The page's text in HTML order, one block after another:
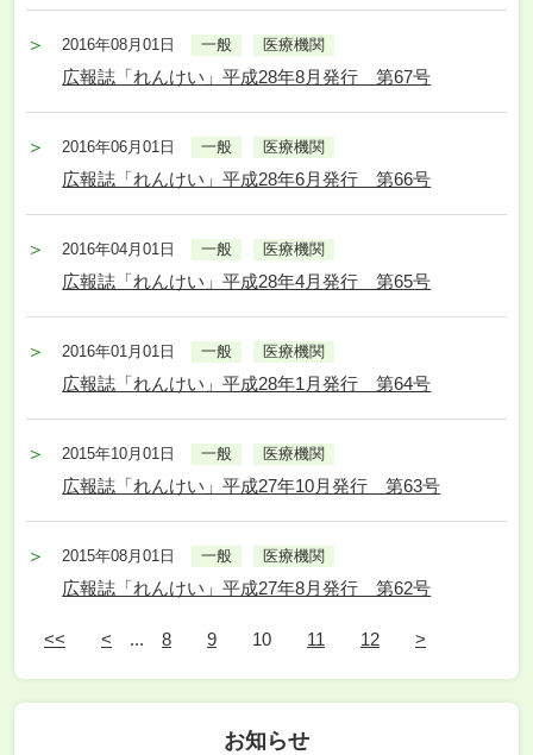
2016年08月01日 一般 医療機関
広報誌「れんけい」平成28年8月発行 第67号
2016年06月01日 一般 医療機関
広報誌「れんけい」平成28年6月発行 第66号
2016年04月01日 一般 医療機関
広報誌「れんけい」平成28年4月発行 第65号
2016年01月01日 一般 医療機関
広報誌「れんけい」平成28年1月発行 第64号
2015年10月01日 一般 医療機関
広報誌「れんけい」平成27年10月発行 第63号
2015年08月01日 一般 医療機関
広報誌「れんけい」平成27年8月発行 第62号
<< < ... 8 9 10 11 12 >
お知らせ